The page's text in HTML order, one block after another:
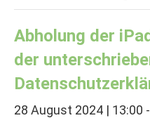
Abholung der
der
28 August 2024 | 13:00 -